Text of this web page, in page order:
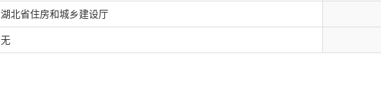
湖北省住房和城乡建设厅
无